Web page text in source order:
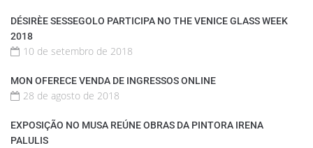
DÉSIRÈE SESSEGOLO PARTICIPA NO THE VENICE GLASS WEEK
2018
10 de setembro de 2018
MON OFERECE VENDA DE INGRESSOS ONLINE
28 de agosto de 2018
EXPOSIÇÃO NO MUSA REÚNE OBRAS DA PINTORA IRENA
PALULIS